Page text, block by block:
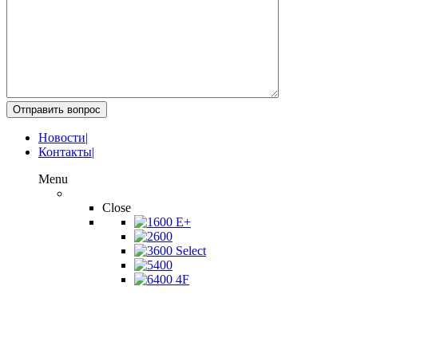
Отправить вопрос
Новости
Контакты
Menu
Close
600 E+
600
600 Select
400
400 4F